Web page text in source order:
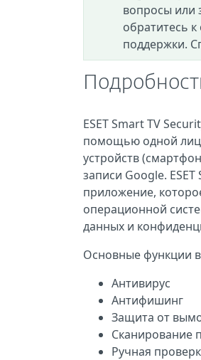
вопросы или
обратитесь
поддержки.
ESET Smart TV
помощью одной
устройств
записи Google.
приложение,
операционной
данных и
Основные функции
Антивирус
Антифишинг
Защита от
Сканирование
Ручная